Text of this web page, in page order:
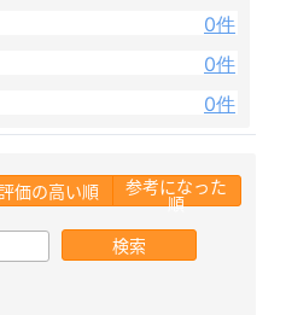
0件
0件
0件
価の高い順 参考になった
順
検索